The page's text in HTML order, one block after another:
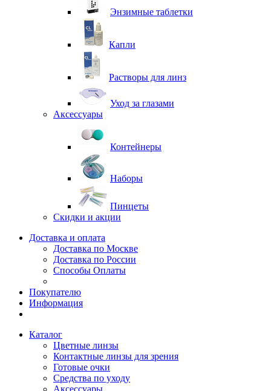
Энзимные таблетки
Капли
Растворы для линз
Уход за глазами
Аксессуары
Контейнеры
Наборы
Пинцеты
Скидки и акции
Доставка и оплата
Доставка по Москве
Доставка по России
Способы Оплаты
Покупателю
Информация
Каталог
Цветные линзы
Контактные линзы для зрения
Готовые очки
Средства по уходу
Аксессуары